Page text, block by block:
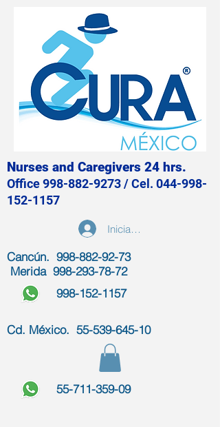
Nurses and Caregivers 24 hrs.
Office998-882-9273/ Cel. 044-998-
152-1157
Iniciar sesión
Cancún. 998-882-92-73
Merida 998-293-78-72
998-152-1157
Cd. México. 55-539-645-10
55-711-359-09